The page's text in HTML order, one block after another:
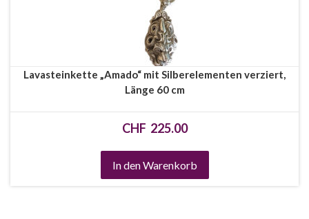
Lavasteinkette „Amado“ mit Silberelementen verziert,
Länge 60 cm
CHF 225.00
In den Warenkorb